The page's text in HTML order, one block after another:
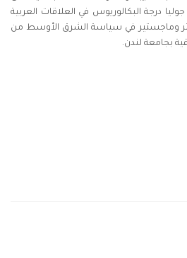
درجة البكالوريوس في العلاقات العربية
وماجستير في سياسة الشرق الأوسط من
بجامعة لندن.